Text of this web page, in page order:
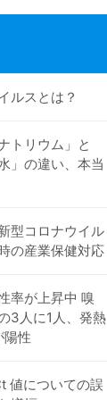
ルスとは？
トリウム」と
」の違い、本当
型コロナウイル
の産業保健対応
率が上昇中 嗅
3人に1人、発熱
陽性
値についての誤